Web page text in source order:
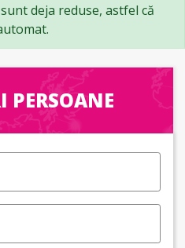
deja reduse, astfel că
PERSOANE